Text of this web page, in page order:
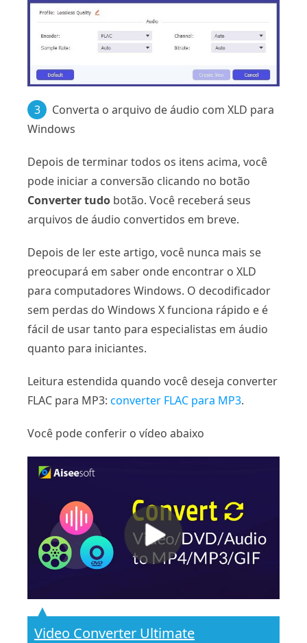
3
Converta o arquivo de áudio com XLD para
Windows
Depois de terminar todos os itens acima, você
pode iniciar a conversão clicando no botão
Converter tudo botão. Você receberá seus
arquivos de áudio convertidos em breve.
Depois de ler este artigo, você nunca mais se
preocupará em saber onde encontrar o XLD
para computadores Windows. O decodificador
sem perdas do Windows X funciona rápido e é
fácil de usar tanto para especialistas em áudio
quanto para iniciantes.
Leitura estendida quando você deseja converter
FLAC para MP3: converter FLAC para MP3.
Você pode conferir o vídeo abaixo
Video Converter Ultimate